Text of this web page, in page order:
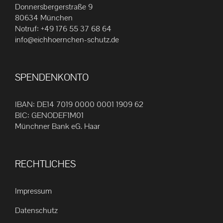
Die
können
auf
Produktseite
gewählt
Donnersbergerstraße 9
80634 München
Notruf: +49 176 55 37 68 64
info@eichhoernchen-schutz.de
SPENDENKONTO
IBAN: DE14 7019 0000 0001 1909 62
BIC: GENODEF1M01
Münchner Bank eG. Haar
RECHTLICHES
Impressum
Datenschutz